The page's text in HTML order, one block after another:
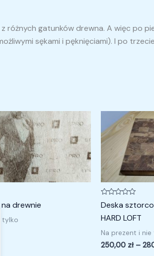
różnych gatunków drewna. A więc po
sękami i pęknięciami). I po
drewnie
tylko
Oceniono
0
na
5
Deska
HARD LOFT
Na prezent i
250,00 zł –